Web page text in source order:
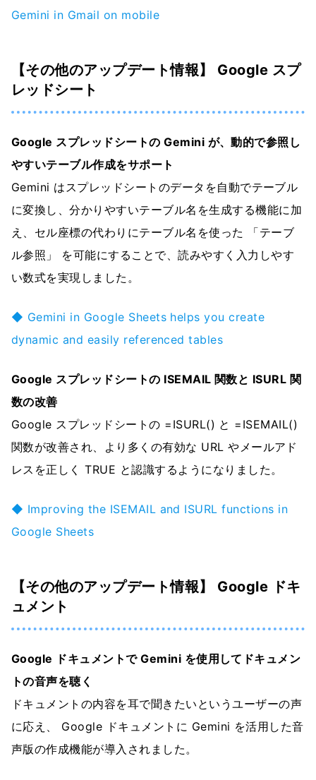
Gemini in Gmail on mobile
【その他のアップデート情報】 Google スプ
レッドシート
Google スプレッドシートの Gemini が、動的で参照し
やすいテーブル作成をサポート
Gemini はスプレッドシートのデータを自動でテーブル
に変換し、分かりやすいテーブル名を生成する機能に加
え、セル座標の代わりにテーブル名を使った 「テーブ
ル参照」 を可能にすることで、読みやすく入力しやす
い数式を実現しました。
◆ Gemini in Google Sheets helps you create
dynamic and easily referenced tables
Google スプレッドシートの ISEMAIL 関数と ISURL 関
数の改善
Google スプレッドシートの =ISURL() と =ISEMAIL()
関数が改善され、より多くの有効な URL やメールアド
レスを正しく TRUE と認識するようになりました。
◆ Improving the ISEMAIL and ISURL functions in
Google Sheets
【その他のアップデート情報】 Google ドキ
ュメント
Google ドキュメントで Gemini を使用してドキュメン
トの音声を聴く
ドキュメントの内容を耳で聞きたいというユーザーの声
に応え、 Google ドキュメントに Gemini を活用した音
声版の作成機能が導入されました。